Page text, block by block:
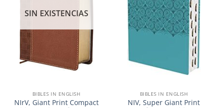
SIN EXISTENCIAS
BIBLES IN ENGLISH
NIrV, Giant Print Compact
BIBLES IN ENGLISH
NIV, Super Giant Print